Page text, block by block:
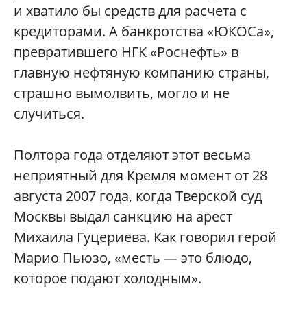
и хватило бы средств для расчета с
кредиторами. А банкротства «ЮКОСа»,
превратившего НГК «Роснефть» в
главную нефтяную компанию страны,
страшно вымолвить, могло и не
случиться.
Полтора года отделяют этот весьма
неприятный для Кремля момент от 28
августа 2007 года, когда Тверской суд
Москвы выдал санкцию на арест
Михаила Гуцериева. Как говорил герой
Марио Пьюзо, «месть — это блюдо,
которое подают холодным».